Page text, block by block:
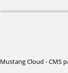
Mustang Cloud - CMS